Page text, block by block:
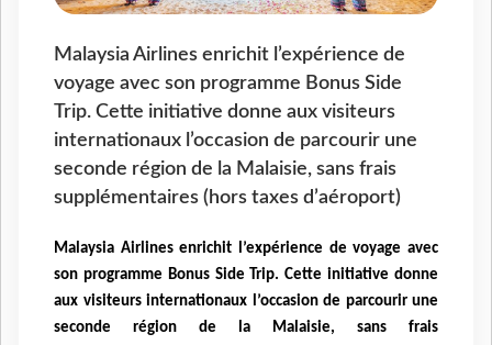
Malaysia Airlines enrichit l’expérience de
voyage avec son programme Bonus Side
Trip. Cette initiative donne aux visiteurs
internationaux l’occasion de parcourir une
seconde région de la Malaisie, sans frais
supplémentaires (hors taxes d’aéroport)
Malaysia Airlines enrichit l’expérience de voyage avec
son programme Bonus Side Trip. Cette initiative donne
aux visiteurs internationaux l’occasion de parcourir une
seconde région de la Malaisie, sans frais